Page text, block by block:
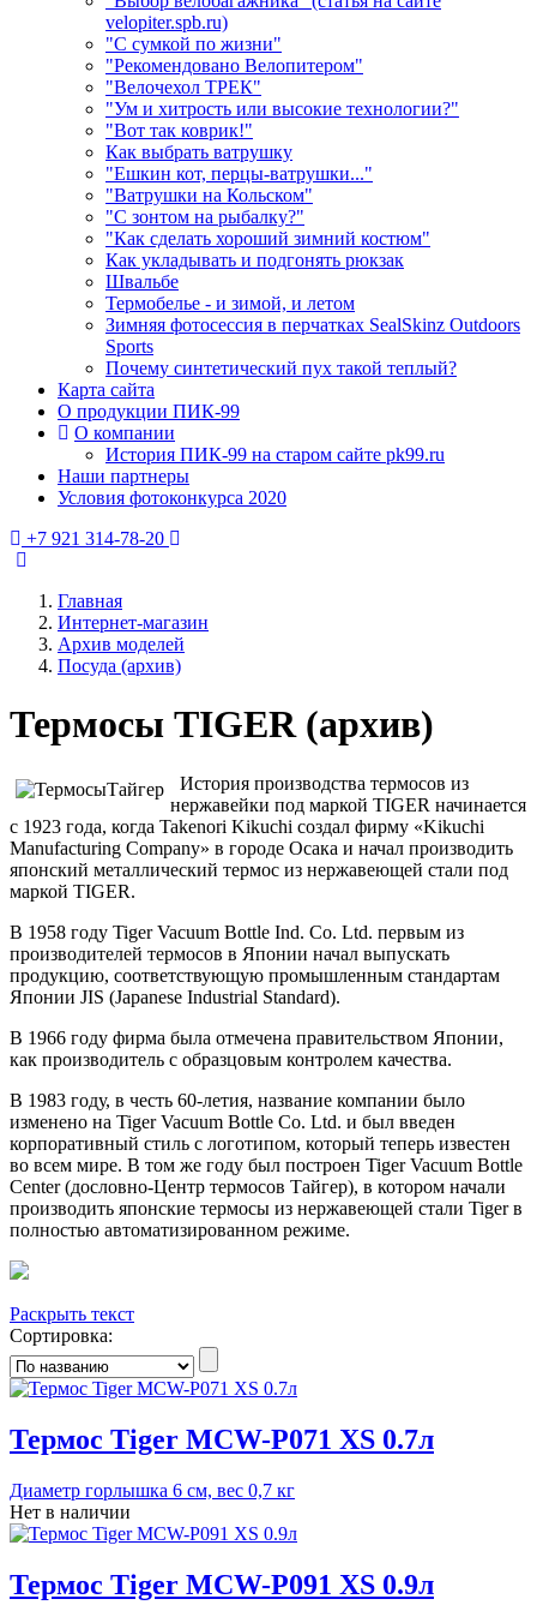
velopiter.spb.ru)
"С сумкой по жизни"
"Рекомендовано Велопитером"
"Велочехол ТРЕК"
"Ум и хитрость или высокие технологии?"
"Вот так коврик!"
Как выбрать ватрушку
"Ешкин кот, перцы-ватрушки..."
"Ватрушки на Кольском"
"С зонтом на рыбалку?"
"Как сделать хороший зимний костюм"
Как укладывать и подгонять рюкзак
Швальбе
Термобелье - и зимой, и летом
Зимняя фотосессия в перчатках SealSkinz Outdoors
Sports
Почему синтетический пух такой теплый?
Карта сайта
О продукции ПИК-99
О компании
История ПИК-99 на старом сайте pk99.ru
Наши партнеры
Условия фотоконкурса 2020
+7 921 314-78-20
Главная
Интернет-магазин
Архив моделей
Посуда (архив)
Термосы TIGER (архив)
История производства термосов из
нержавейки под маркой TIGER начинается
с 1923 года, когда Takenori Kikuchi создал фирму «Kikuchi
Manufacturing Company» в городе Осака и начал производить
японский металлический термос из нержавеющей стали под
маркой TIGER.
В 1958 году Tiger Vacuum Bottle Ind. Co. Ltd. первым из
производителей термосов в Японии начал выпускать
продукцию, соответствующую промышленным стандартам
Японии JIS (Japanese Industrial Standard).
В 1966 году фирма была отмечена правительством Японии,
как производитель с образцовым контролем качества.
В 1983 году, в честь 60-летия, название компании было
изменено на Tiger Vacuum Bottle Co. Ltd. и был введен
корпоративный стиль с логотипом, который теперь известен
во всем мире. В том же году был построен Tiger Vacuum Bottle
Center (дословно-Центр термосов Тайгер), в котором начали
производить японские термосы из нержавеющей стали Tiger в
полностью автоматизированном режиме.
Раскрыть текст
Сортировка:
Термос Tiger MCW-P071 XS 0.7л
Диаметр горлышка 6 см, вес 0,7 кг
Нет в наличии
Термос Tiger MCW-P091 XS 0.9л